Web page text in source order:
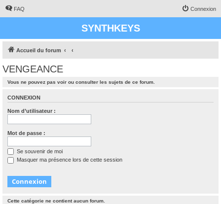
FAQ Connexion
SYNTHKEYS
Accueil du forum
VENGEANCE
Vous ne pouvez pas voir ou consulter les sujets de ce forum.
CONNEXION
Nom d’utilisateur :
Mot de passe :
Se souvenir de moi
Masquer ma présence lors de cette session
Cette catégorie ne contient aucun forum.